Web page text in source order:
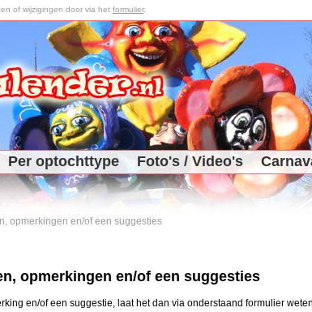
of wijzigingen door via het formulier.
Per optochttype Foto's / Video's
opmerkingen en/of een suggesties
opmerkingen en/of een suggesties
en/of een suggestie, laat het dan via onderstaand formulier